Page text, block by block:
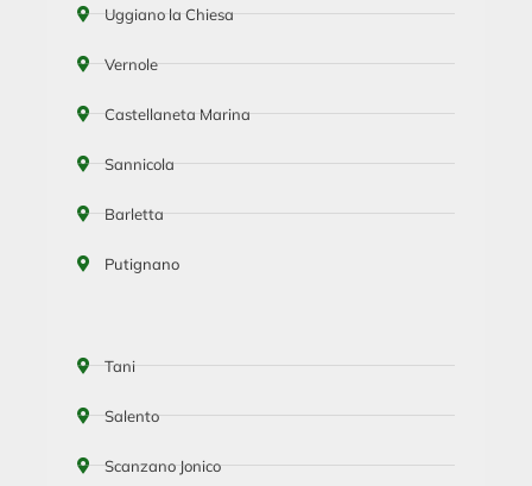
Uggiano la Chiesa
Vernole
Castellaneta Marina
Sannicola
Barletta
Putignano
Tani
Salento
Scanzano Jonico